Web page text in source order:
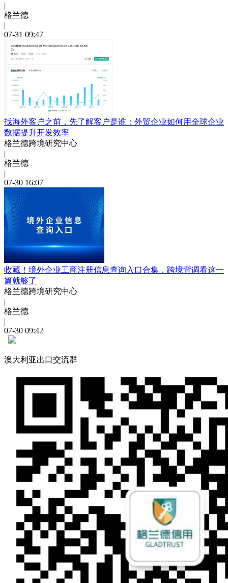
|
格兰德
|
07-31 09:47
找海外客户之前，先了解客户是谁：外贸企业如何用全球企业
数据提升开发效率
格兰德跨境研究中心
|
格兰德
|
07-30 16:07
收藏！境外企业工商注册信息查询入口合集，跨境背调看这一
篇就够了
格兰德跨境研究中心
|
格兰德
|
07-30 09:42
澳大利亚出口交流群